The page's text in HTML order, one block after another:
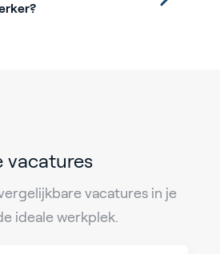
vacatures
vacatures in je
ideale werkplek.